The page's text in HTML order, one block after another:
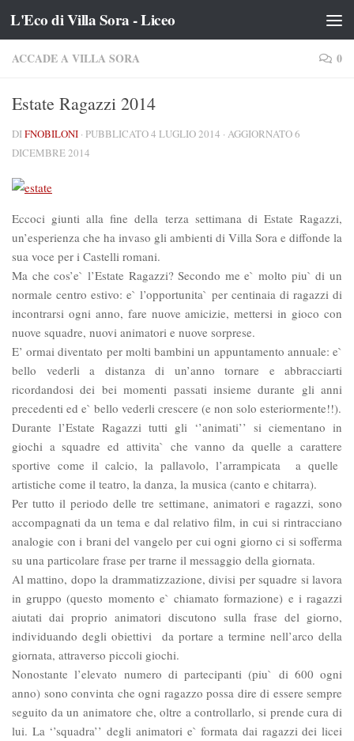
Salta al contenuto
L'Eco di Villa Sora - Liceo
ACCADE A VILLA SORA 0
Estate Ragazzi 2014
DIFNOBILONI · PUBBLICATO4 LUGLIO 2014 · AGGIORNATO6
DICEMBRE 2014
Eccoci giunti alla fine della terza settimana di Estate Ragazzi,
un’esperienza che ha invaso gli ambienti di Villa Sora e diffonde la
sua voce per i Castelli romani.
Ma che cos’e` l’Estate Ragazzi? Secondo me e` molto piu` di un
normale centro estivo: e` l’opportunita` per centinaia di ragazzi di
incontrarsi ogni anno, fare nuove amicizie, mettersi in gioco con
nuove squadre, nuovi animatori e nuove sorprese.
E’ ormai diventato per molti bambini un appuntamento annuale: e`
bello vederli a distanza di un’anno tornare e abbracciarti
ricordandosi dei bei momenti passati insieme durante gli anni
precedenti ed e` bello vederli crescere (e non solo esteriormente!!).
Durante l’Estate Ragazzi tutti gli ‘’animati’’ si ciementano in
giochi a squadre ed attivita` che vanno da quelle a carattere
sportive come il calcio, la pallavolo, l’arrampicata a quelle
artistiche come il teatro, la danza, la musica (canto e chitarra).
Per tutto il periodo delle tre settimane, animatori e ragazzi, sono
accompagnati da un tema e dal relativo film, in cui si rintracciano
analogie con i brani del vangelo per cui ogni giorno ci si sofferma
su una particolare frase per trarne il messaggio della giornata.
Al mattino, dopo la drammatizzazione, divisi per squadre si lavora
in gruppo (questo momento e` chiamato formazione) e i ragazzi
aiutati dai proprio animatori discutono sulla frase del giorno,
individuando degli obiettivi da portare a termine nell’arco della
giornata, attraverso piccoli giochi.
Nonostante l’elevato numero di partecipanti (piu` di 600 ogni
anno) sono convinta che ogni ragazzo possa dire di essere sempre
seguito da un animatore che, oltre a controllarlo, si prende cura di
lui. La ‘’squadra’’ degli animatori e` formata dai ragazzi dei licei